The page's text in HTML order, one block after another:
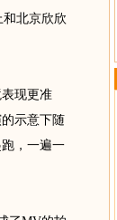
北京欣欣
现更准
示意下随
，一遍一